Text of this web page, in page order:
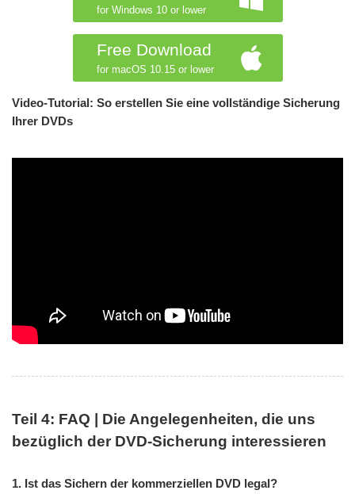
for Windows 10 or lower
Free Download
for macOS 10.15 or lower
Video-Tutorial: So erstellen Sie eine vollständige Sicherung
Ihrer DVDs
Teil 4: FAQ | Die Angelegenheiten, die uns
bezüglich der DVD-Sicherung interessieren
1. Ist das Sichern der kommerziellen DVD legal?